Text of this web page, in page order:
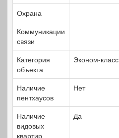
Охрана
Коммуникации
связи
Категория
объекта
Эконом-класс
Наличие
пентхаусов
Нет
Наличие
видовых
квартир
Да